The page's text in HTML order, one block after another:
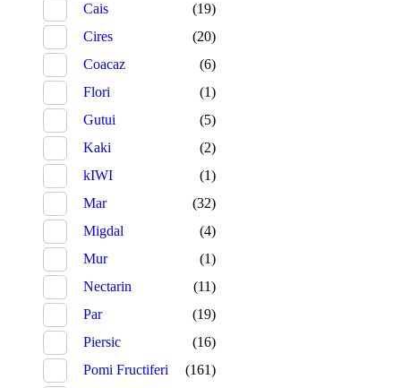
Cais
(19)
Cires
(20)
Coacaz
(6)
Flori
(1)
Gutui
(5)
Kaki
(2)
kIWI
(1)
Mar
(32)
Migdal
(4)
Mur
(1)
Nectarin
(11)
Par
(19)
Piersic
(16)
Pomi Fructiferi
(161)